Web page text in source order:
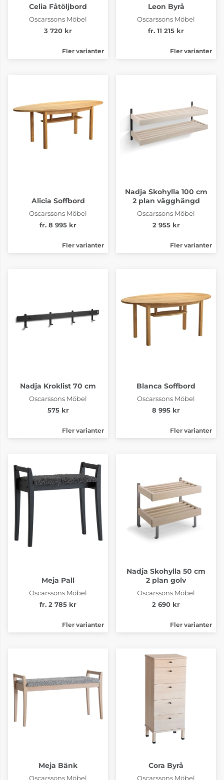
Celia Fåtöljbord
Oscarssons Möbel
3 720 kr
Fler varianter
Leon Byrå
Oscarssons Möbel
fr. 11 215 kr
Fler varianter
Alicia Soffbord
Oscarssons Möbel
fr. 8 995 kr
Fler varianter
Nadja Skohylla 100 cm
2 plan vägghängd
Oscarssons Möbel
2 955 kr
Fler varianter
Nadja Kroklist 70 cm
Oscarssons Möbel
575 kr
Fler varianter
Blanca Soffbord
Oscarssons Möbel
8 995 kr
Fler varianter
Meja Pall
Oscarssons Möbel
fr. 2 785 kr
Fler varianter
Nadja Skohylla 50 cm
2 plan golv
Oscarssons Möbel
2 690 kr
Fler varianter
Meja Bänk
Oscarssons Möbel
Cora Byrå
Oscarssons Möbel